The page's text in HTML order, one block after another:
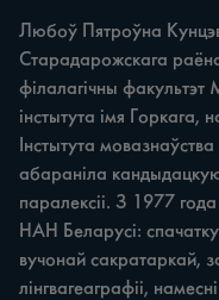
Любоў Пятроўна
Старадарожскага
філалагічны факультэт
інстытута імя Горкага,
Інстытута
абараніла
паралексіі. З 1977
НАН Беларусі:
вучонай сакратаркай,
лінгвагеаграфіі,